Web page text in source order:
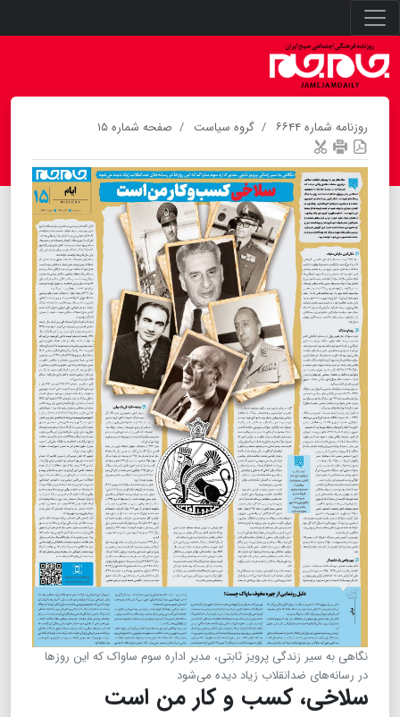
روزنامه شماره ۶۶۴۴ گروه سیاست صفحه شماره ۱۵
نگاهی به سیر زندگی پرویز ثابتی، مدیر اداره سوم ساواک که این روزها
در رسانه‌های ضدانقلاب زیاد دیده می‌شود
سلاخی، کسب و کار من است